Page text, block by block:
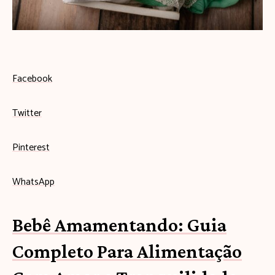
s
e
b
e
ê
c
m
e
ç
Facebook
Twitter
Pinterest
WhatsApp
Bebê Amamentando: Guia
Completo Para Alimentação